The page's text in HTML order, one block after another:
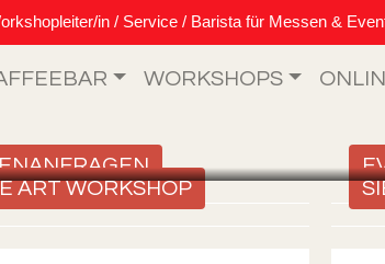
in / Service / Barista für Messen &
WORKSHOPS
ART WORKSHOP